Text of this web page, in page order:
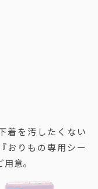
着を汚したくない
おりもの専用シー
意。